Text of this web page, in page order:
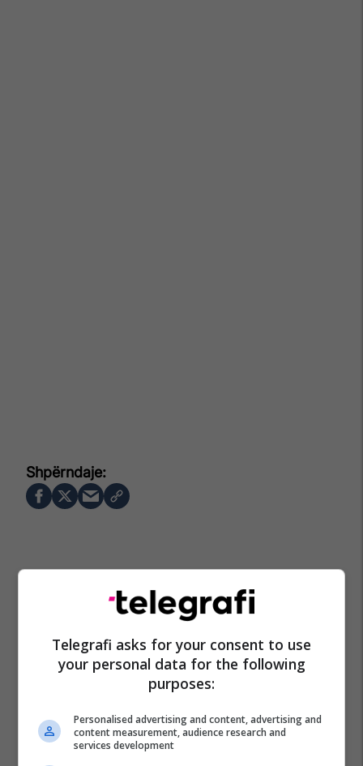
Telegrafi asks for your consent to use
your personal data for the following
purposes:
Personalised advertising and content, advertising and
content measurement, audience research and
services development